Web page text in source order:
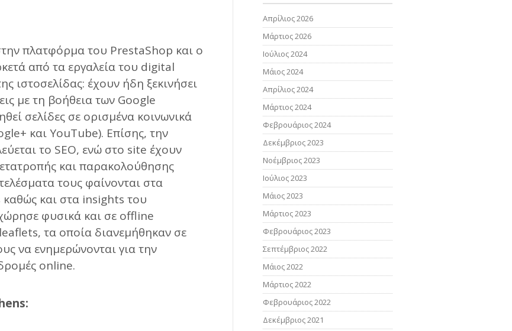
πλατφόρμα του PrestaShop και ο
από τα εργαλεία του digital
ιστοσελίδας: έχουν ήδη ξεκινήσει
με τη βοήθεια των Google
σελίδες σε ορισμένα κοινωνικά
και YouTube). Επίσης, την
το SEO, ενώ στο site έχουν
και παρακολούθησης
τους φαίνονται στα
και στα insights του
φυσικά και σε offline
τα οποία διανεμήθηκαν σε
να ενημερώνονται για την
online.
Απρίλιος 2026
Μάρτιος 2026
Ιούλιος 2024
Μάιος 2024
Απρίλιος 2024
Μάρτιος 2024
Φεβρουάριος 2024
Δεκέμβριος 2023
Νοέμβριος 2023
Ιούλιος 2023
Μάιος 2023
Μάρτιος 2023
Φεβρουάριος 2023
Σεπτέμβριος 2022
Μάιος 2022
Μάρτιος 2022
Φεβρουάριος 2022
Δεκέμβριος 2021